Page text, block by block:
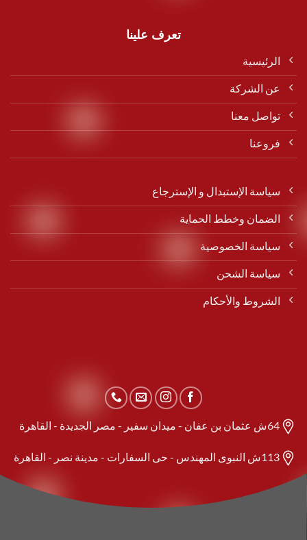
تعرف علينا
الرئيسية
عن الشركة
تواصل معنا
فروعنا
سياسة الإستبدال و الإسترجاع
الضمان وخطط الحماية
سياسة الخصوصية
سياسة الشحن
الشروط والأحكام
64ش عثمان بن عفان - ميدان سفير - مصر الجديدة - القاهرة
113ش النبوى المهندس - حى السفارات - مدينة نصر - القاهرة